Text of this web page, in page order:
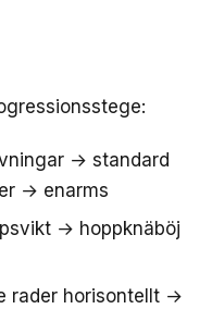
→ standard
→ enarms
→ hoppknäböj
rader horisontellt →